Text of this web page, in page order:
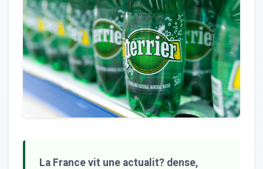
La France vit une actualit? dense,